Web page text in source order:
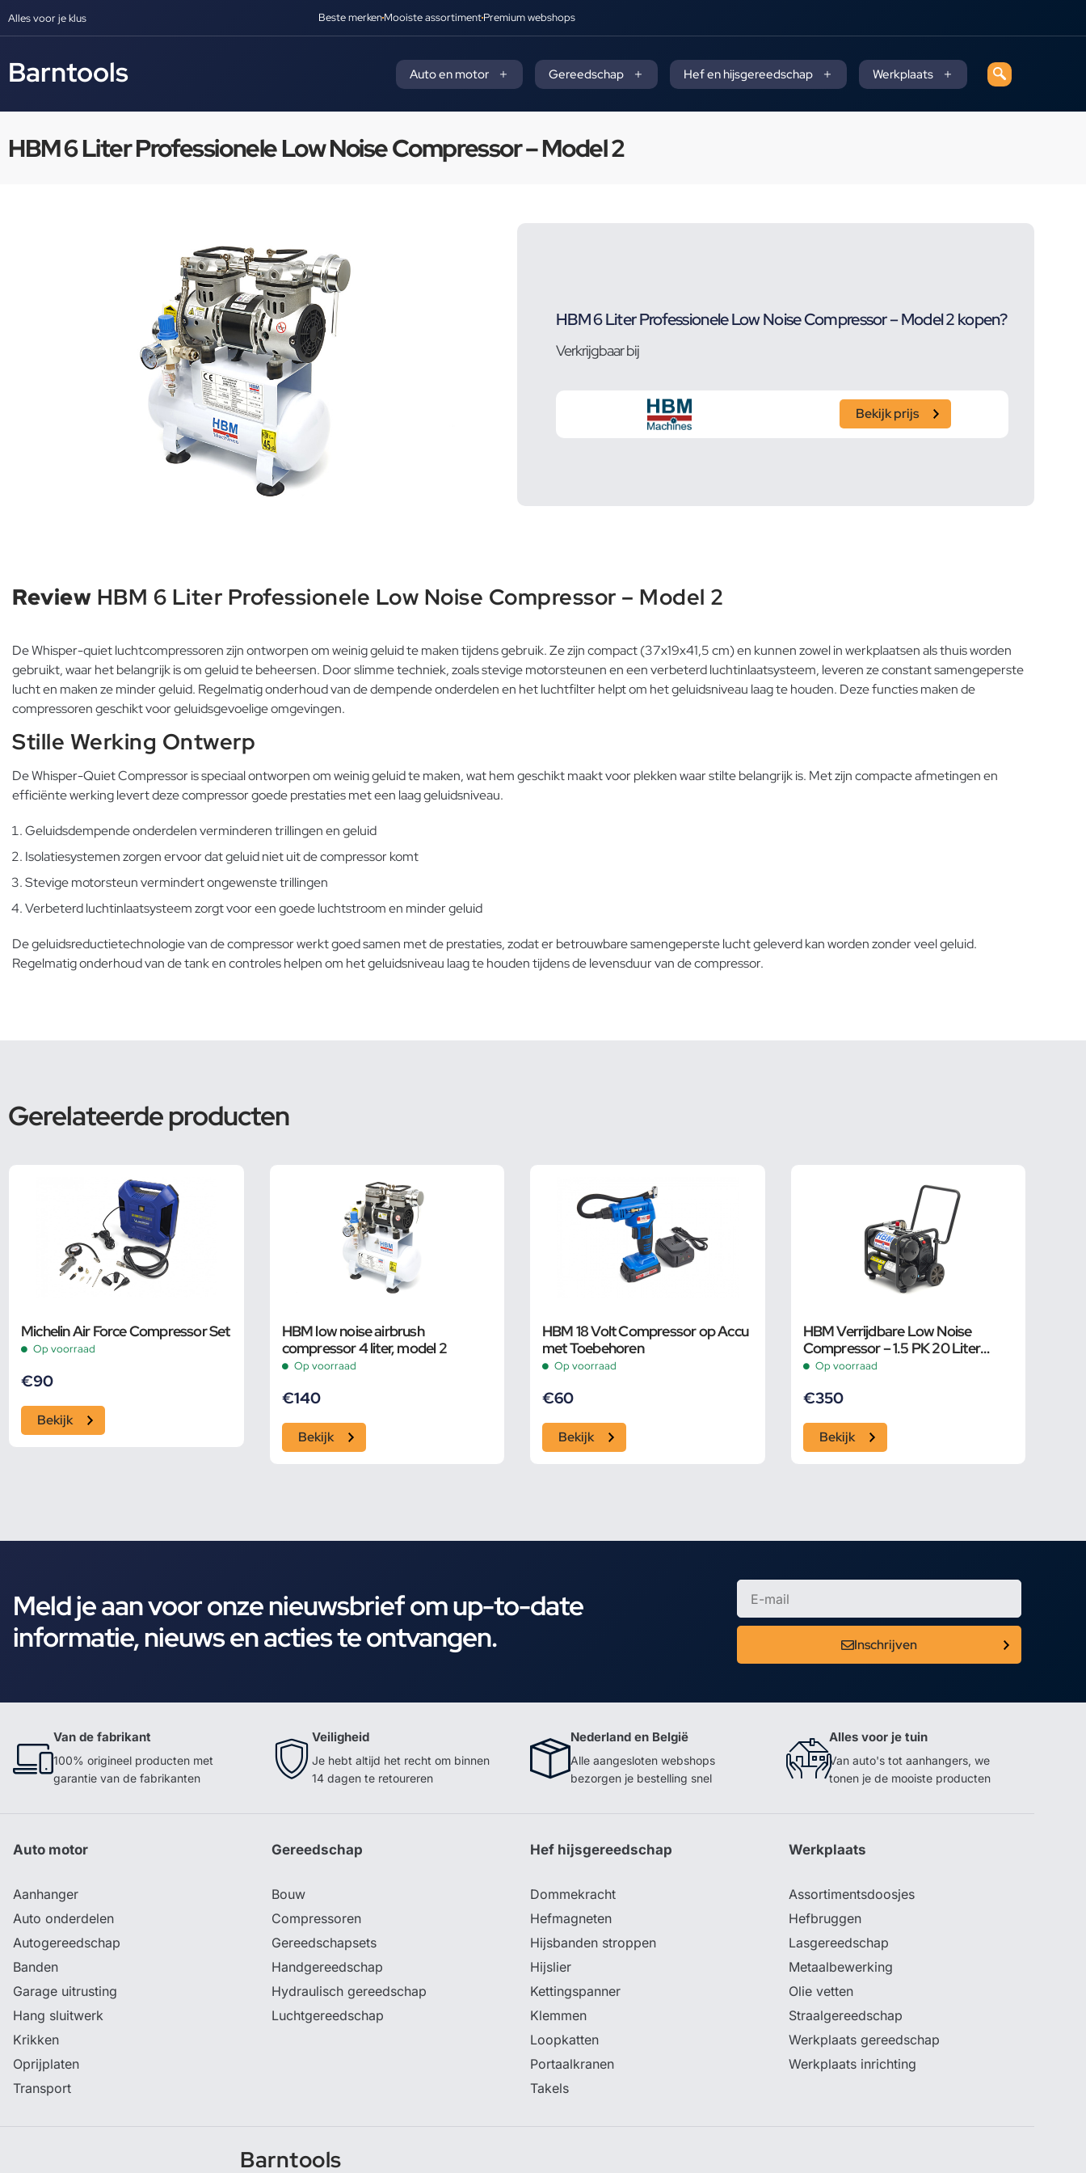
Alles voor je klus Beste merkenMooiste assortimentPremium webshops
Barntools Auto en motor Gereedschap Hef en hijsgereedschap Werkplaats
HBM 6 Liter Professionele Low Noise Compressor – Model 2
HBM 6 Liter Professionele Low Noise Compressor – Model 2 kopen?
Verkrijgbaar bij
Bekijk prijs
Review HBM 6 Liter Professionele Low Noise Compressor – Model 2
De Whisper-quiet luchtcompressoren zijn ontworpen om weinig geluid te maken tijdens gebruik. Ze zijn compact (37x19x41,5 cm) en kunnen zowel in werkplaatsen als thuis worden
gebruikt, waar het belangrijk is om geluid te beheersen. Door slimme techniek, zoals stevige motorsteunen en een verbeterd luchtinlaatsysteem, leveren ze constant samengeperste
lucht en maken ze minder geluid. Regelmatig onderhoud van de dempende onderdelen en het luchtfilter helpt om het geluidsniveau laag te houden. Deze functies maken de
compressoren geschikt voor geluidsgevoelige omgevingen.
Stille Werking Ontwerp
De Whisper-Quiet Compressor is speciaal ontworpen om weinig geluid te maken, wat hem geschikt maakt voor plekken waar stilte belangrijk is. Met zijn compacte afmetingen en
efficiënte werking levert deze compressor goede prestaties met een laag geluidsniveau.
Geluidsdempende onderdelen verminderen trillingen en geluid
Isolatiesystemen zorgen ervoor dat geluid niet uit de compressor komt
Stevige motorsteun vermindert ongewenste trillingen
Verbeterd luchtinlaatsysteem zorgt voor een goede luchtstroom en minder geluid
De geluidsreductietechnologie van de compressor werkt goed samen met de prestaties, zodat er betrouwbare samengeperste lucht geleverd kan worden zonder veel geluid.
Regelmatigonderhoud van de tanken controles helpen om het geluidsniveau laag te houden tijdens de levensduur van de compressor.
Gerelateerde producten
Michelin Air Force Compressor Set
Op voorraad
€90
Bekijk
HBM low noise airbrush
compressor 4 liter, model 2
Op voorraad
€140
Bekijk
HBM 18 Volt Compressor op Accu
met Toebehoren
Op voorraad
€60
Bekijk
HBM Verrijdbare Low Noise
Compressor – 1.5 PK 20 Liter
Model 2
Op voorraad
€350
Bekijk
Meld je aan voor onze nieuwsbrief om up-to-date
informatie, nieuws en acties te ontvangen.
Inschrijven
Van de fabrikant
100% origineel producten met
garantie van de fabrikanten
Veiligheid
Je hebt altijd het recht om binnen
14 dagen te retoureren
Nederland en België
Alle aangesloten webshops
bezorgen je bestelling snel
Alles voor je tuin
Van auto's tot aanhangers, we
tonen je de mooiste producten
Auto motor
Aanhanger
Auto onderdelen
Autogereedschap
Banden
Garage uitrusting
Hang sluitwerk
Krikken
Oprijplaten
Transport
Gereedschap
Bouw
Compressoren
Gereedschapsets
Handgereedschap
Hydraulisch gereedschap
Luchtgereedschap
Hef hijsgereedschap
Dommekracht
Hefmagneten
Hijsbanden stroppen
Hijslier
Kettingspanner
Klemmen
Loopkatten
Portaalkranen
Takels
Werkplaats
Assortimentsdoosjes
Hefbruggen
Lasgereedschap
Metaalbewerking
Olie vetten
Straalgereedschap
Werkplaats gereedschap
Werkplaats inrichting
Barntools